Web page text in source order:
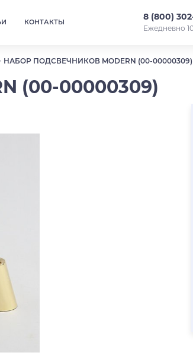
КОНТАКТЫ 8 (800)
Ежедневно
НАБОР ПОДСВЕЧНИКОВ MODERN (00-00000309)
(00-00000309)